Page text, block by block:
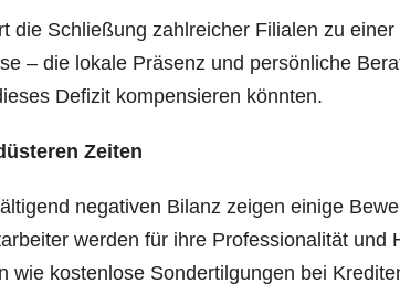
die Schlie­ßung zahl­rei­cher Filia­len zu
– die loka­le Prä­senz und per­sön­li­che
Defi­zit kom­pen­sie­ren könnten.
Zeiten
nega­ti­ven Bilanz zei­gen eini­ge
wer­den für ihre Pro­fes­sio­na­li­tät und
wie kos­ten­lo­se Son­der­til­gun­gen bei